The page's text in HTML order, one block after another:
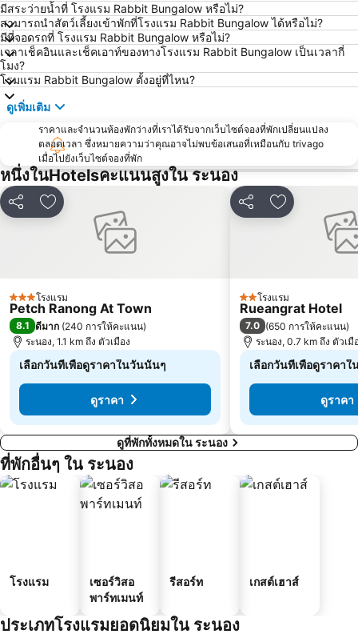
มีสระว่ายน้ำที่ โรงแรม Rabbit Bungalow หรือไม่?
สามารถนำสัตว์เลี้ยงเข้าพักที่โรงแรม Rabbit Bungalow ได้หรือไม่?
มีที่จอดรถที่ โรงแรม Rabbit Bungalow หรือไม่?
เวลาเช็คอินและเช็คเอาท์ของทางโรงแรม Rabbit Bungalow เป็นเวลากี่
โมง?
โรมแรม Rabbit Bungalow ตั้งอยู่ที่ไหน?
ดูเพิ่มเติม
ราคาและจำนวนห้องพักว่างที่เราได้รับจากเว็บไซต์จองที่พักเปลี่ยนแปลง
ตลอดเวลา ซึ่งหมายความว่าคุณอาจไม่พบข้อเสนอที่เหมือนกับ trivago
เมื่อไปยังเว็บไซต์จองที่พัก
หนึ่งในHotelsคะแนนสูงใน ระนอง
แชร์ เพิ่มในรายการโปรด
3 ดาวโรงแรม
Petch Ranong At Town
8.1 ดีมาก (240 การให้คะแนน)
ระนอง, 1.1 km ถึง ตัวเมือง
เลือกวันที่เพื่อดูราคาในวันนั้นๆ
ดูราคา
แชร์ เพิ่มในรายกา
2 ดาวโรงแรม
Rueangrat Hotel
7.0 (650 การให้คะแนน)
ระนอง, 0.7 km ถึง ตัวเมื
เลือกวันที่เพื่อดูราคา
ดูราคา
ดูที่พักทั้งหมดใน ระนอง
ที่พักอื่นๆ ใน ระนอง
โรงแรม
เซอร์วิสอ
พาร์ทเมนท์
รีสอร์ท เกสต์เฮาส์
ประเภทโรงแรมยอดนิยมใน ระนอง